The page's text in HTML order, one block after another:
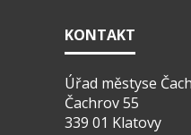
KONTAKT
Úřad městyse
Čachrov 55
339 01 Klatovy